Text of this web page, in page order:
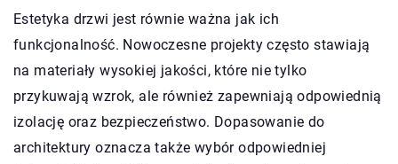
Estetyka drzwi jest równie ważna jak ich
funkcjonalność. Nowoczesne projekty często stawiają
na materiały wysokiej jakości, które nie tylko
przykuwają wzrok, ale również zapewniają odpowiednią
izolację oraz bezpieczeństwo. Dopasowanie do
architektury oznacza także wybór odpowiedniej